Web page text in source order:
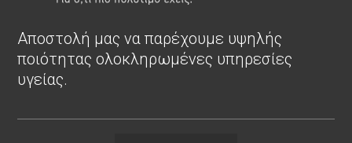
Αποστολή μας να παρέχουμε υψηλής
ποιότητας ολοκληρωμένες υπηρεσίες
υγείας.